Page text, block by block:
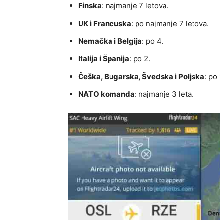
Finska: najmanje 7 letova.
UK i Francuska: po najmanje 7 letova.
Nemačka i Belgija: po 4.
Italija i Španija: po 2.
Češka, Bugarska, Švedska i Poljska: po
NATO komanda: najmanje 3 leta.